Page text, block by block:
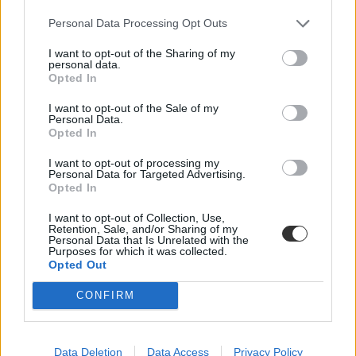
Personal Data Processing Opt Outs
I want to opt-out of the Sharing of my
personal data.
Opted In
I want to opt-out of the Sale of my
Personal Data.
Opted In
I want to opt-out of processing my
Personal Data for Targeted Advertising.
Opted In
I want to opt-out of Collection, Use,
Retention, Sale, and/or Sharing of my
Personal Data that Is Unrelated with the
Purposes for which it was collected.
Opted Out
CONFIRM
Data Deletion Data Access Privacy Policy